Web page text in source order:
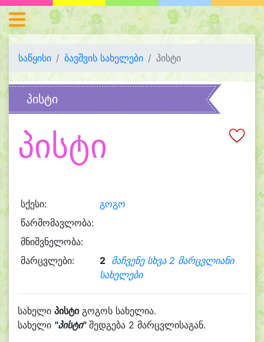
საწყისი ბავშვის სახელები პისტი
პისტი
პისტი
სქესი:
გოგო
წარმომავლობა:
მნიშვნელობა:
მარცვლები:
2 მაჩვენე სხვა 2 მარცვლიანი
სახელები
სახელი პისტიგოგოს სახელია.
სახელი "პისტი"შედგება 2 მარცვლისაგან.